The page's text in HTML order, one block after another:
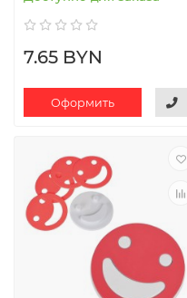
7.65 BYN
Оформить